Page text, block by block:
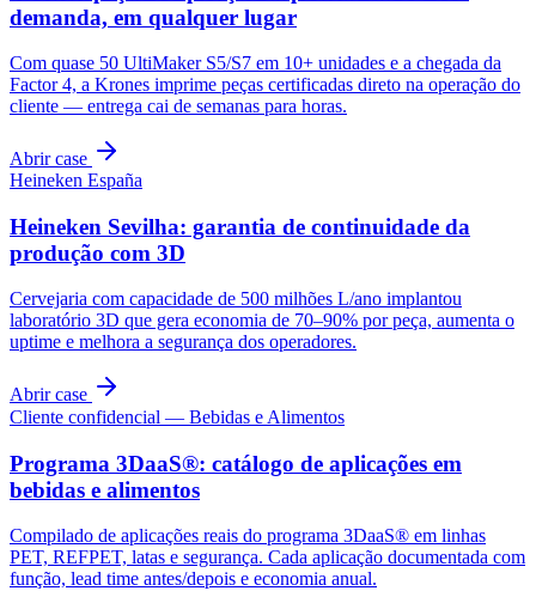
demanda, em qualquer lugar
Com quase 50 UltiMaker S5/S7 em 10+ unidades e a chegada da
Factor 4, a Krones imprime peças certificadas direto na operação do
cliente — entrega cai de semanas para horas.
Abrir case
Heineken España
Heineken Sevilha: garantia de continuidade da
produção com 3D
Cervejaria com capacidade de 500 milhões L/ano implantou
laboratório 3D que gera economia de 70–90% por peça, aumenta o
uptime e melhora a segurança dos operadores.
Abrir case
Cliente confidencial — Bebidas e Alimentos
Programa 3DaaS®: catálogo de aplicações em
bebidas e alimentos
Compilado de aplicações reais do programa 3DaaS® em linhas
PET, REFPET, latas e segurança. Cada aplicação documentada com
função, lead time antes/depois e economia anual.